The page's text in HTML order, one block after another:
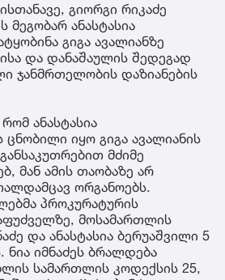
გიორგი რიკაძე
მეგობარ ანასტასია
გიგა ავალიანზე
და დანაშაულის შედეგად
ჯანმრთელობის დაზიანების
ანასტასია
ცნობილი იყო გიგა ავალიანის
მძიმე
მან ამის თაობაზე არ
ორგანოებს.
პროკურატურის
მოსამართლის
და ანასტასია ბერუაშვილი 5
ნია იმნაძეს ბრალდება
სამართლის კოდექსის 25,